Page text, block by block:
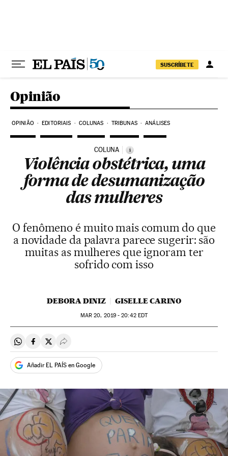
SUSCRÍBETE
Opinião
OPINIÃO EDITORIAIS COLUNAS TRIBUNAS ANÁLISES
COLUNA i
Violência obstétrica, uma
forma de desumanização
das mulheres
O fenômeno é muito mais comum do que
a novidade da palavra parece sugerir: são
muitas as mulheres que ignoram ter
sofrido com isso
DEBORA DINIZ GISELLE CARINO
MAR 20, 2019 - 20:42EDT
Compartir en Whatsapp
Compartir en Facebook
Compartir en Twitter
Desplegar Redes Sociales
Añadir EL PAÍS en Google